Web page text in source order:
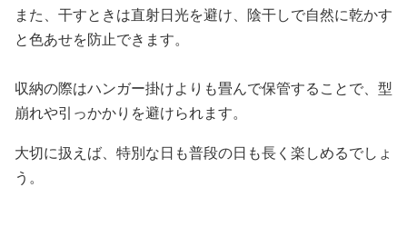
また、干すときは直射日光を避け、陰干しで自然に乾かす
と色あせを防止できます。
収納の際はハンガー掛けよりも畳んで保管することで、型
崩れや引っかかりを避けられます。
大切に扱えば、特別な日も普段の日も長く楽しめるでしょ
う。